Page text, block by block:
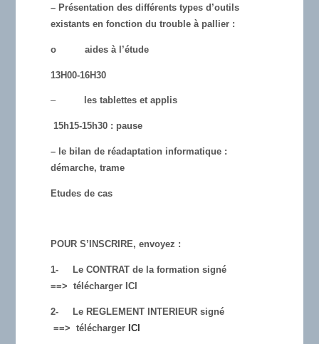
– Présentation des différents types d’outils
existants en fonction du trouble à pallier :
o aides à l’étude
13H00-16H30
– les tablettes et applis
15h15-15h30 : pause
– le bilan de réadaptation informatique :
démarche, trame
Etudes de cas
POUR S’INSCRIRE, envoyez :
1-
Le CONTRAT de la formation signé
==> télécharger ICI
2-
Le REGLEMENT INTERIEUR signé
==> télécharger ICI